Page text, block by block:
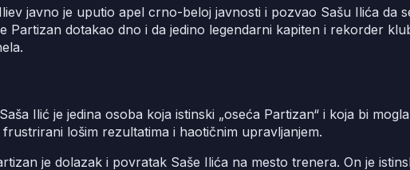
javno je uputio apel crno-beloj javnosti i pozvao Sašu Ilića da
Partizan dotakao dno i da jedino legendarni kapiten i rekorder
Ilić je jedina osoba koja istinski „oseća Partizan“ i koja bi
lošim rezultatima i haotičnim upravljanjem.
je dolazak i povratak Saše Ilića na mesto trenera. On je